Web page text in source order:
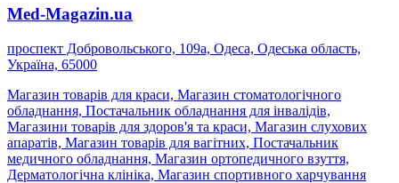
Med-Magazin.ua
проспект Добровольського, 109а, Одеса, Одеська область,
Україна, 65000
Магазин товарів для краси, Магазин стоматологічного
обладнання, Постачальник обладнання для інвалідів,
Магазини товарів для здоров'я та краси, Магазин слухових
апаратів, Магазин товарів для вагітних, Постачальник
медичного обладнання, Магазин ортопедичного взуття,
Дерматологічна клініка, Магазин спортивного харчування